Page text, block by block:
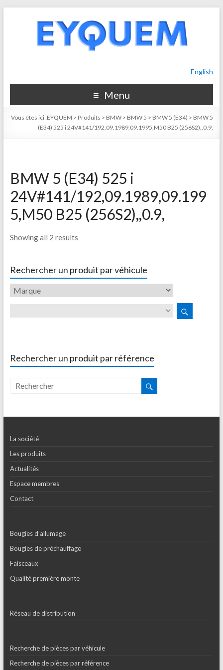
English
Menu
Vous êtes ici :EYQUEM > Produits > BMW > BMW 5 > BMW 5 (E34) > BMW 5
(E34) 525 i 24V#141/192,09.1989,09.1995,M50 B25 (256S2),,0.9,
BMW 5 (E34) 525 i
24V#141/192,09.1989,09.199
5,M50 B25 (256S2),,0.9,
Showing all 2 results
Rechercher un produit par véhicule
Rechercher un produit par référence
La société
Les produits
Actualités
Espace membres
Contact
Bougies d’allumage
Bougies de préchauffage
Faisceaux
Qualité première monte
Réseau de distribution
Recherche de pièces par véhicule
Recherche de pièces par référence